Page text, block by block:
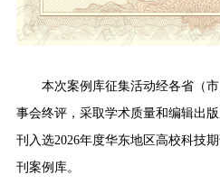
本次案例库征集活动经各省（
事会终评，采取学术质量和编辑出
刊入选2026年度华东地区高校科技
刊案例库。